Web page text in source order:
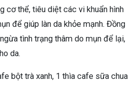
cơ thể, tiêu diệt các vi khuẩn hình
để giúp làn da khỏe mạnh. Đồng
tình trạng thâm do mụn để lại,
da.
bột trà xanh, 1 thìa cafe sữa chua